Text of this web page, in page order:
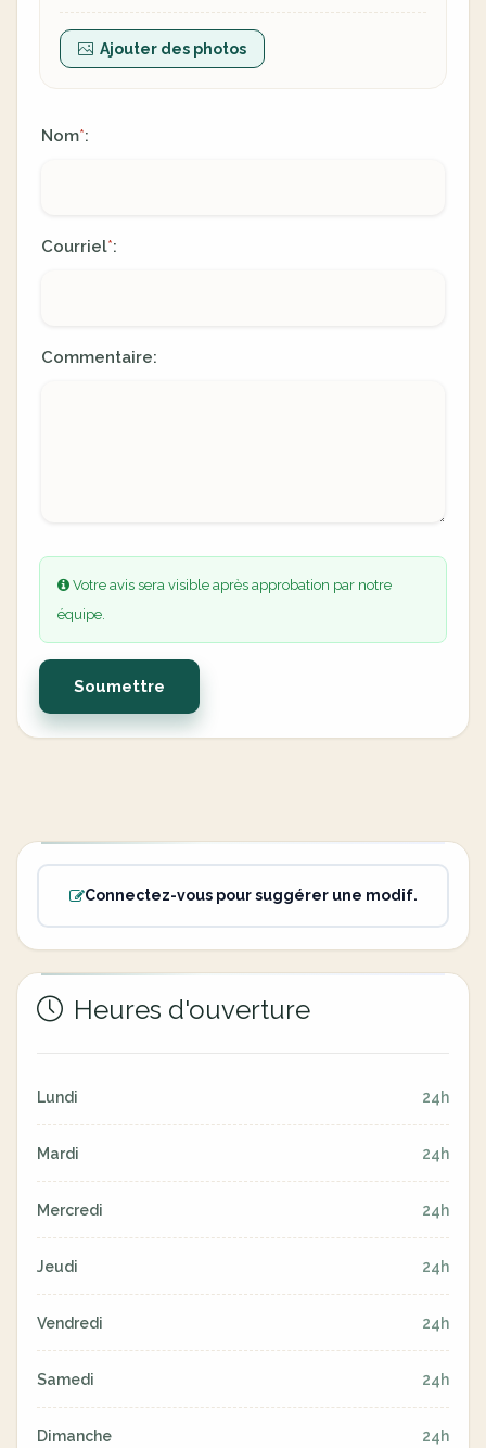
Ajouter des photos
Nom*:
Courriel*:
Commentaire:
Votre avis sera visible après approbation par notre
équipe.
Soumettre
Connectez-vous pour suggérer une modif.
Heures d'ouverture
Lundi 24h
Mardi 24h
Mercredi 24h
Jeudi 24h
Vendredi 24h
Samedi 24h
Dimanche 24h